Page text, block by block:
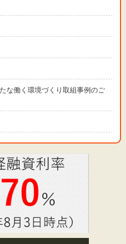
な働く環境づくり取組事例のご